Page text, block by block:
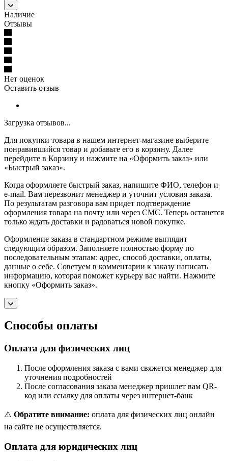
Наличие
Отзывы
Нет оценок
Оставить отзыв
Загрузка отзывов...
Для покупки товара в нашем интернет-магазине выберите
понравившийся товар и добавьте его в корзину. Далее
перейдите в Корзину и нажмите на «Оформить заказ» или
«Быстрый заказ».
Когда оформляете быстрый заказ, напишите ФИО, телефон и
e-mail. Вам перезвонит менеджер и уточнит условия заказа.
По результатам разговора вам придет подтверждение
оформления товара на почту или через СМС. Теперь останется
только ждать доставки и радоваться новой покупке.
Оформление заказа в стандартном режиме выглядит
следующим образом. Заполняете полностью форму по
последовательным этапам: адрес, способ доставки, оплаты,
данные о себе. Советуем в комментарии к заказу написать
информацию, которая поможет курьеру вас найти. Нажмите
кнопку «Оформить заказ».
Способы оплаты
Оплата для физических лиц
После оформления заказа с вами свяжется менеджер для
уточнения подробностей
После согласования заказа менеджер пришлет вам QR-
код или ссылку для оплаты через интернет-банк
⚠️ Обратите внимание: оплата для физических лиц онлайн
на сайте не осуществляется.
Оплата для юридических лиц